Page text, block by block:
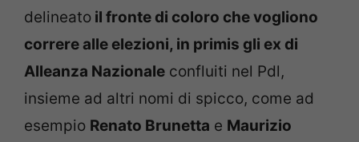
delineato il fronte di coloro che vogliono
correre alle elezioni, in primis gli ex di
Alleanza Nazionale confluiti nel Pdl,
insieme ad altri nomi di spicco, come ad
esempio Renato Brunetta e Maurizio